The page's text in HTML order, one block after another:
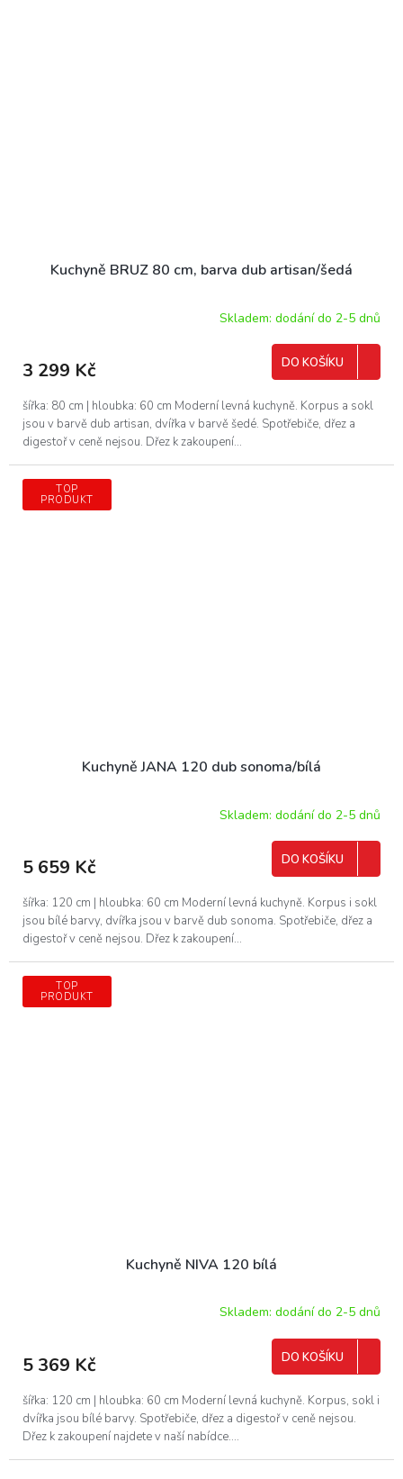
Kuchyně BRUZ 80 cm, barva dub artisan/šedá
Skladem: dodání do 2-5 dnů
3 299 Kč DO KOŠÍKU
šířka: 80 cm | hloubka: 60 cm Moderní levná kuchyně. Korpus a sokl
jsou v barvě dub artisan, dvířka v barvě šedé. Spotřebiče, dřez a
digestoř v ceně nejsou. Dřez k zakoupení...
TOP
PRODUKT
Kuchyně JANA 120 dub sonoma/bílá
Skladem: dodání do 2-5 dnů
5 659 Kč DO KOŠÍKU
šířka: 120 cm | hloubka: 60 cm Moderní levná kuchyně. Korpus i sokl
jsou bílé barvy, dvířka jsou v barvě dub sonoma. Spotřebiče, dřez a
digestoř v ceně nejsou. Dřez k zakoupení...
TOP
PRODUKT
Kuchyně NIVA 120 bílá
Skladem: dodání do 2-5 dnů
5 369 Kč DO KOŠÍKU
šířka: 120 cm | hloubka: 60 cm Moderní levná kuchyně. Korpus, sokl i
dvířka jsou bílé barvy. Spotřebiče, dřez a digestoř v ceně nejsou.
Dřez k zakoupení najdete v naší nabídce....